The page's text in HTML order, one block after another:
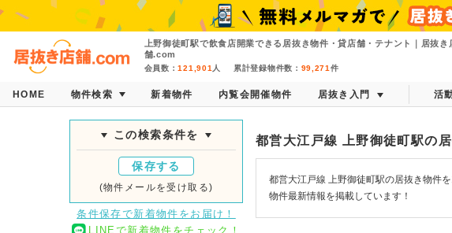
上野御徒町駅で飲食店開業できる居抜き物件・貸店舗・テナント｜居抜き
舗.com
会員数：121,901 人 累計登録物件数： 99,271 件
HOME 物件検索 新着物件 内覧会開催物件 居抜き入門 活
この検索条件を
保存する
(物件メールを受け取る)
条件保存で新着物件をお届け！
LINEで新着物件をチェック！
都営大江戸線 上野御徒町駅の
都営大江戸線 上野御徒町駅の居抜き物件
物件最新情報を掲載しています！